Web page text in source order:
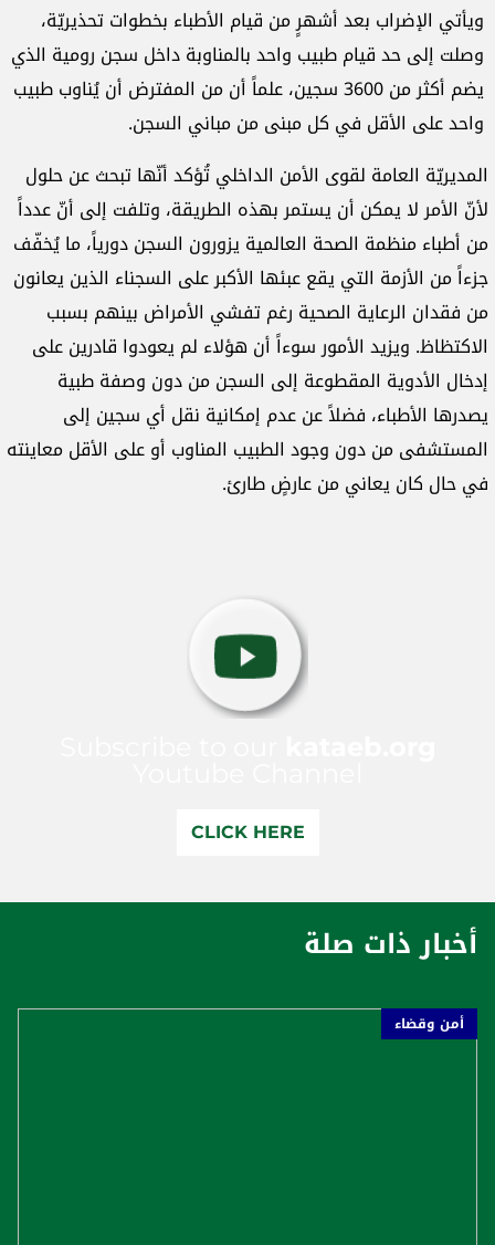
ويأتي الإضراب بعد أشهرٍ من قيام الأطباء بخطوات تحذيريّة،
وصلت إلى حد قيام طبيب واحد بالمناوبة داخل سجن رومية الذي
يضم أكثر من 3600 سجين، علماً أن من المفترض أن يُناوب طبيب
واحد على الأقل في كل مبنى من مباني السجن.
المديريّة العامة لقوى الأمن الداخلي تُؤكد أنّها تبحث عن حلول
لأنّ الأمر لا يمكن أن يستمر بهذه الطريقة، وتلفت إلى أنّ عدداً
من أطباء منظمة الصحة العالمية يزورون السجن دورياً، ما يُخفّف
جزءاً من الأزمة التي يقع عبئها الأكبر على السجناء الذين يعانون
من فقدان الرعاية الصحية رغم تفشي الأمراض بينهم بسبب
الاكتظاظ. ويزيد الأمور سوءاً أن هؤلاء لم يعودوا قادرين على
إدخال الأدوية المقطوعة إلى السجن من دون وصفة طبية
يصدرها الأطباء، فضلاً عن عدم إمكانية نقل أي سجين إلى
المستشفى من دون وجود الطبيب المناوب أو على الأقل معاينته
في حال كان يعاني من عارضٍ طارئ.
CLICK HERE
أخبار ذات صلة
أمن وقضاء